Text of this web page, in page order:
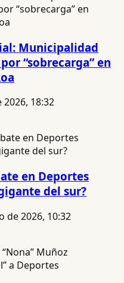
Municipalidad
“sobrecarga” en
18:32
en Deportes
del sur?
de 2026, 10:32